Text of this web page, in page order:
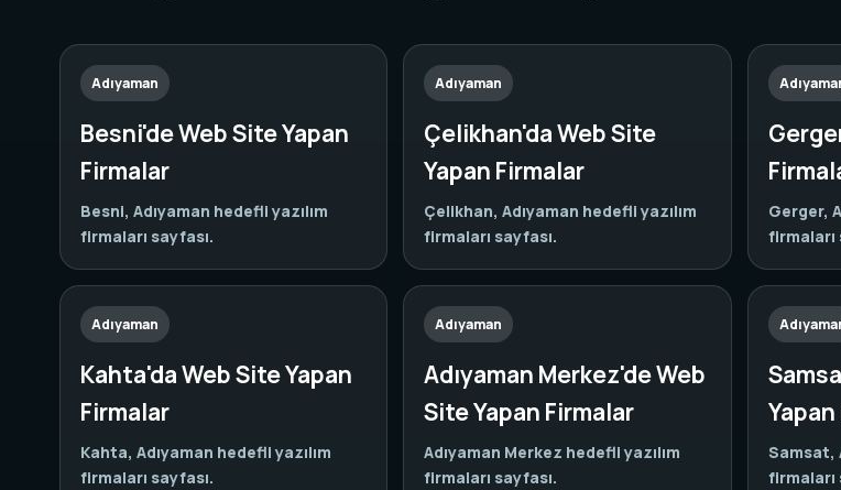
Adıyaman
Besni'de Web Site Yapan
Firmalar
Besni, Adıyaman hedefli yazılım
firmaları sayfası.
Adıyaman
Çelikhan'da Web Site
Yapan Firmalar
Çelikhan, Adıyaman hedefli yazılım
firmaları sayfası.
Gerger,
firmaları
Adıyaman
Kahta'da Web Site Yapan
Firmalar
Kahta, Adıyaman hedefli yazılım
firmaları sayfası.
Adıyaman
Adıyaman Merkez'de Web
Site Yapan Firmalar
Adıyaman Merkez hedefli yazılım
firmaları sayfası.
Samsat,
firmaları